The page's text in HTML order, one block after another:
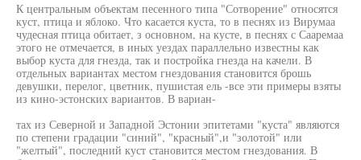
К центральным объектам песенного типа "Сотворение" относятся
куст, птица и яблоко. Что касается куста, то в песнях из Вирумаа
чудесная птица обитает, з основном, на кусте, в песнях с Сааремаа
этого не отмечается, в иных уездах параллельно известны как
выбор куста для гнезда, так и постройка гнезда на качели. В
отдельных вариантах местом гнездования становится брошь
девушки, перелог, цветник, пушистая ель -все эти примеры взяты
из кино-эстонских вариантов. В вариан-
тах из Северной и Западной Эстонии эпитетами "куста" являются
по степени градации "синий", "красный",и "золотой" или
"желтый", последний куст становится местом гнездования. В